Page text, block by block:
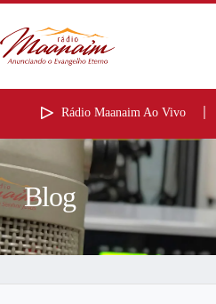
Rádio Maanaim Ao Vivo
Blog